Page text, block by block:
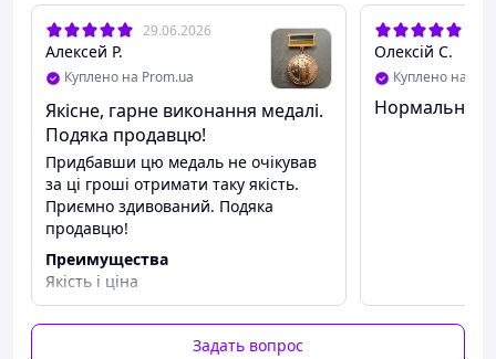
29.06.2026
Алексей Р.
Куплено на Prom.ua
Якісне, гарне виконання медалі.
Подяка продавцю!
Придбавши цю медаль не очікував
за ці гроші отримати таку якість.
Приємно здивований. Подяка
продавцю!
Преимущества
Якість і ціна
Недостатки
Олексій С.
Куплено на
Нормально
Задать вопрос